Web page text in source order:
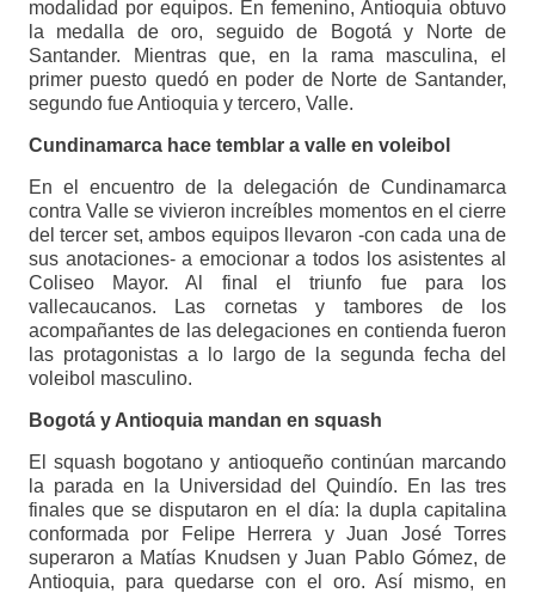
modalidad por equipos. En femenino, Antioquia obtuvo
la medalla de oro, seguido de Bogotá y Norte de
Santander. Mientras que, en la rama masculina, el
primer puesto quedó en poder de Norte de Santander,
segundo fue Antioquia y tercero, Valle.
Cundinamarca hace temblar a valle en voleibol
En el encuentro de la delegación de Cundinamarca
contra Valle se vivieron increíbles momentos en el cierre
del tercer set, ambos equipos llevaron -con cada una de
sus anotaciones- a emocionar a todos los asistentes al
Coliseo Mayor. Al final el triunfo fue para los
vallecaucanos. Las cornetas y tambores de los
acompañantes de las delegaciones en contienda fueron
las protagonistas a lo largo de la segunda fecha del
voleibol masculino.
Bogotá y Antioquia mandan en squash
El squash bogotano y antioqueño continúan marcando
la parada en la Universidad del Quindío. En las tres
finales que se disputaron en el día: la dupla capitalina
conformada por Felipe Herrera y Juan José Torres
superaron a Matías Knudsen y Juan Pablo Gómez, de
Antioquia, para quedarse con el oro. Así mismo, en